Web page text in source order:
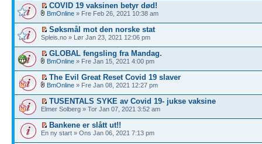
COVID 19 vaksinen betyr død!
BmOnline » Fre Feb 26, 2021 10:38 am
Søksmål mot den norske stat
Spleis.no » Lør Jan 23, 2021 12:06 pm
GLOBAL fengsling fra Mandag.
BmOnline » Fre Jan 15, 2021 4:00 pm
The Evil Great Reset Covid 19 slaver
BmOnline » Fre Jan 08, 2021 12:27 pm
TUSENTALS SYKE av Covid 19- jukse vaksine
Elmer Solberg » Tor Jan 07, 2021 3:52 am
Bankene er slått ut!!
En ny start » Ons Jan 06, 2021 7:13 pm